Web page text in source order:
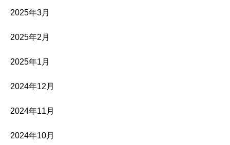
2025年3月
2025年2月
2025年1月
2024年12月
2024年11月
2024年10月